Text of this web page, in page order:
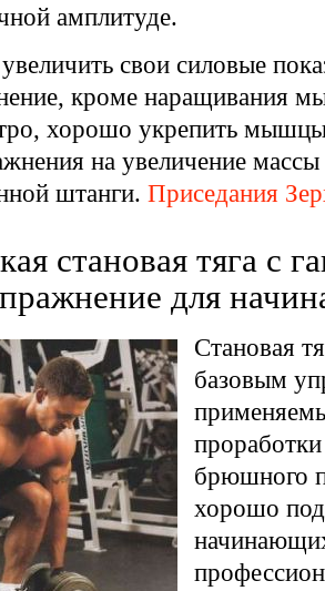
амплитуде.
свои силовые
кроме наращивания
хорошо укрепить мышцы
на увеличение
штанги. Приседания
становая тяга с
для
Становая
базовым
брюшного
хорошо